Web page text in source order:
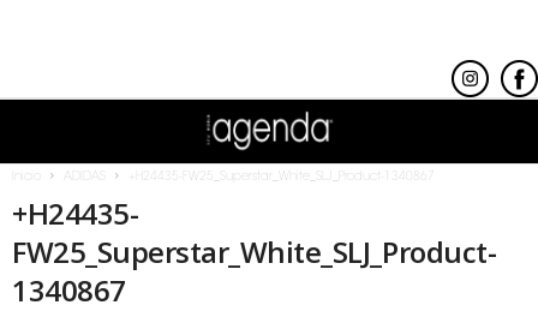
ADIDAS +H24435-FW25_Superstar_White_SLJ_Product-1340867
+H24435-
FW25_Superstar_White_SLJ_Product-
1340867